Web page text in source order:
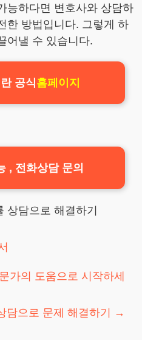
능하다면 변호사와 상담하
한 방법입니다. 그렇게 하
어낼 수 있습니다.
공식홈페이지
, 전화상담 문의
상담으로 해결하기
가의 도움으로 시작하세
담으로 문제 해결하기
→